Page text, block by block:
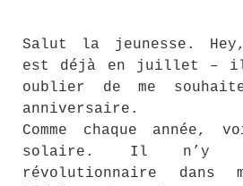
Salut la jeunesse.
est déjà en juillet – il
oublier de me
anniversaire.
Comme chaque année,
solaire. Il n’y
révolutionnaire dans